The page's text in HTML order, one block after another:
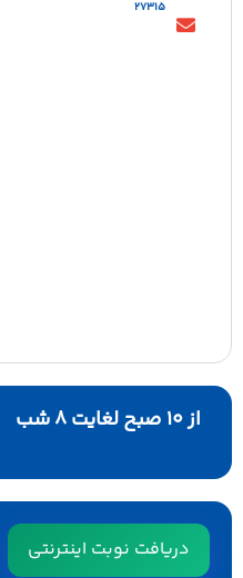
دریافت نوبت اینترنتی